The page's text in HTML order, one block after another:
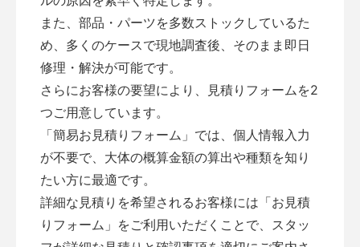
また、部品・パーツを多数ストックしているた
め、多くのケースで現地調査後、そのまま即日
修理・解決が可能です。
さらにお客様の要望により、見積りフォームを2
つご用意しています。
「簡易お見積りフォーム 」では、個人情報入力
が不要で、大体の概算金額の算出や種類を知り
たい方に最適です。
詳細な見積りを希望されるお客様には「お見積
りフォーム 」をご利用いただくことで、スタッ